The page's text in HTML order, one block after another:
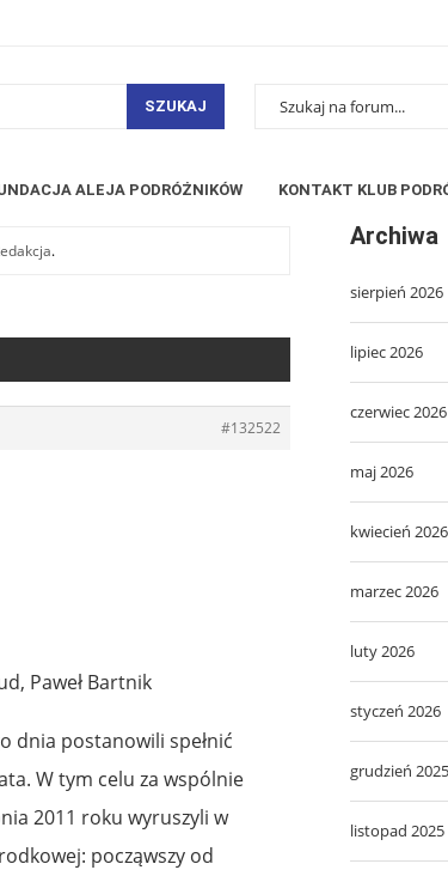
SZUKAJ
ALEJA PODRÓŻNIKÓW KONTAKT KLUB
.
#132522
Paweł Bartnik
dnia postanowili spełnić
W tym celu za wspólnie
2011 roku wyruszyli w
począwszy od
Archiwa
sierpień 2026
lipiec 2026
czerwiec 2026
maj 2026
kwiecień 2026
marzec 2026
luty 2026
styczeń 2026
grudzień 2025
listopad 2025